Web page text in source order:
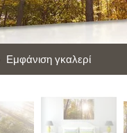
Εμφάνιση γκαλερί